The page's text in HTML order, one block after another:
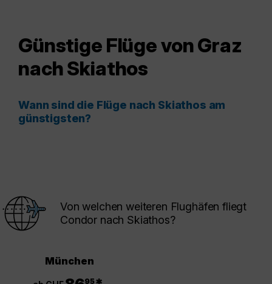
Günstige Flüge von Graz
nach Skiathos
Wann sind die Flüge nach Skiathos am
günstigsten?
Von welchen weiteren Flughäfen fliegt
Condor nach Skiathos?
München
95